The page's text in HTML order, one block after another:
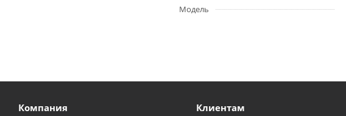
Модель
Компания Клиентам